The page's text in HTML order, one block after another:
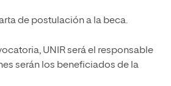
de postulación a la beca.
UNIR será el responsable
serán los beneficiados de la